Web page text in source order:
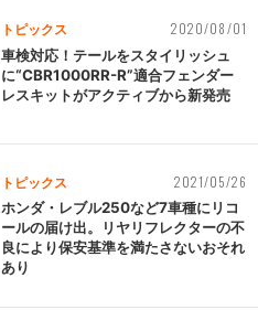
トピックス 2020/08/01
車検対応！テールをスタイリッシュ
に“CBR1000RR-R”適合フェンダー
レスキットがアクティブから新発売
トピックス 2021/05/26
ホンダ・レブル250など7車種にリコ
ールの届け出。リヤリフレクターの不
良により保安基準を満たさないおそれ
あり